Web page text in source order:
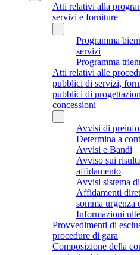
Atti relativi alla
servizi e forniture
Programma
servizi
Programma
Atti relativi alle
pubblici di servizi,
pubblici di
concessioni
Avvisi di
Determina a
Avvisi e Bandi
Avviso sui
affidamento
Avvisi sistema
Affidamenti
somma urgenza
Informazioni
Provvedimenti di
procedure di gara
Composizione della